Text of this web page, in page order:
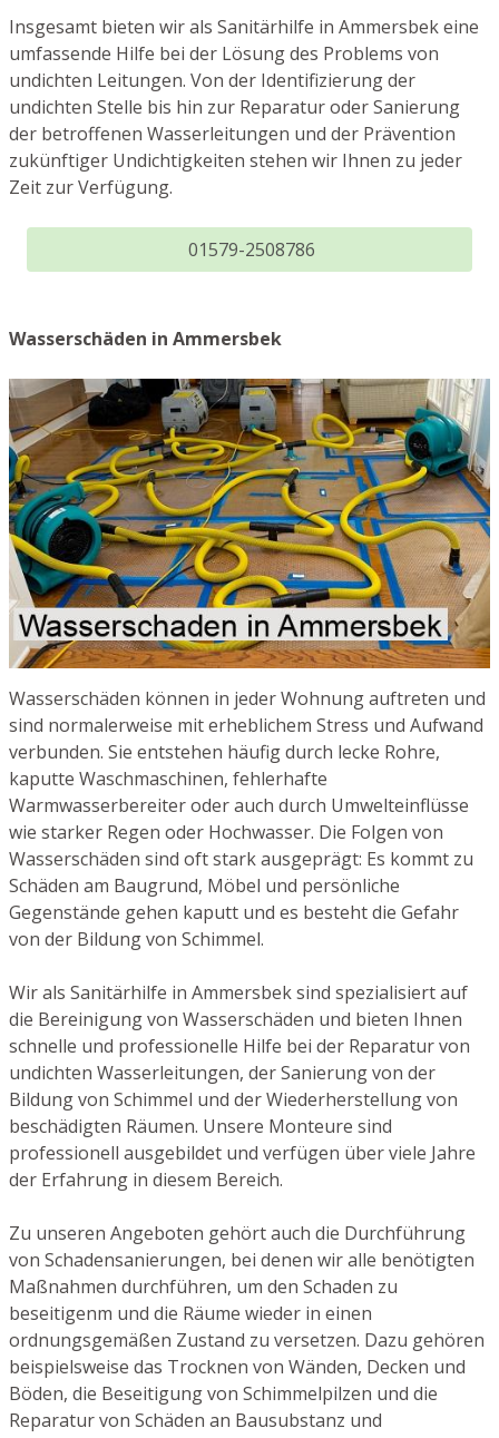
Insgesamt bieten wir als Sanitärhilfe in Ammersbek eine
umfassende Hilfe bei der Lösung des Problems von
undichten Leitungen. Von der Identifizierung der
undichten Stelle bis hin zur Reparatur oder Sanierung
der betroffenen Wasserleitungen und der Prävention
zukünftiger Undichtigkeiten stehen wir Ihnen zu jeder
Zeit zur Verfügung.
01579-2508786
Wasserschäden in Ammersbek
Wasserschäden können in jeder Wohnung auftreten und
sind normalerweise mit erheblichem Stress und Aufwand
verbunden. Sie entstehen häufig durch lecke Rohre,
kaputte Waschmaschinen, fehlerhafte
Warmwasserbereiter oder auch durch Umwelteinflüsse
wie starker Regen oder Hochwasser. Die Folgen von
Wasserschäden sind oft stark ausgeprägt: Es kommt zu
Schäden am Baugrund, Möbel und persönliche
Gegenstände gehen kaputt und es besteht die Gefahr
von der Bildung von Schimmel.
Wir als Sanitärhilfe in Ammersbek sind spezialisiert auf
die Bereinigung von Wasserschäden und bieten Ihnen
schnelle und professionelle Hilfe bei der Reparatur von
undichten Wasserleitungen, der Sanierung von der
Bildung von Schimmel und der Wiederherstellung von
beschädigten Räumen. Unsere Monteure sind
professionell ausgebildet und verfügen über viele Jahre
der Erfahrung in diesem Bereich.
Zu unseren Angeboten gehört auch die Durchführung
von Schadensanierungen, bei denen wir alle benötigten
Maßnahmen durchführen, um den Schaden zu
beseitigenm und die Räume wieder in einen
ordnungsgemäßen Zustand zu versetzen. Dazu gehören
beispielsweise das Trocknen von Wänden, Decken und
Böden, die Beseitigung von Schimmelpilzen und die
Reparatur von Schäden an Bausubstanz und